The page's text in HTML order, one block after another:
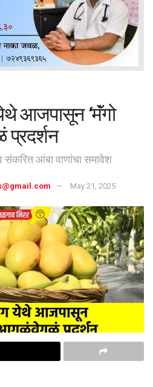
येथे आजपासून ‘मॅंगो
आंबा वाणांचा समावेश
May 21, 2025